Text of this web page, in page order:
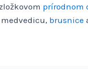
prírodnom
brusnice